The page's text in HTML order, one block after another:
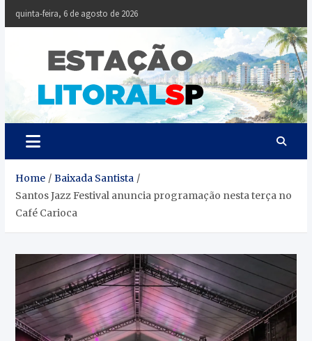
quinta-feira, 6 de agosto de 2026
Litoral
Notícias da
Baixada Santista
Home
Baixada Santista
Santos Jazz Festival anuncia programação nesta terça no
Café Carioca